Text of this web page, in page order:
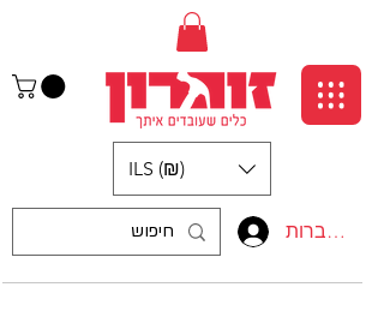
התחברות
ILS (₪)